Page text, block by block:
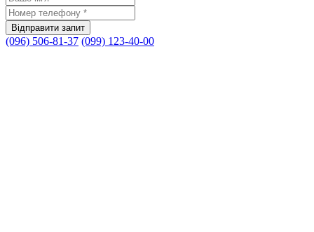
(096) 506-81-37 (099) 123-40-00